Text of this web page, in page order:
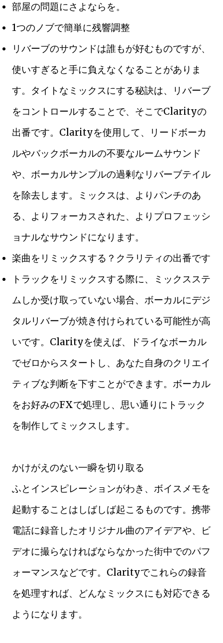
部屋の問題にさよならを。
1つのノブで簡単に残響調整
リバーブのサウンドは誰もが好むものですが、
使いすぎると手に負えなくなることがありま
す。タイトなミックスにする秘訣は、リバーブ
をコントロールすることで、そこでClarityの
出番です。Clarityを使用して、リードボーカ
ルやバックボーカルの不要なルームサウンド
や、ボーカルサンプルの過剰なリバーブテイル
を除去します。ミックスは、よりパンチのあ
る、よりフォーカスされた、よりプロフェッシ
ョナルなサウンドになります。
楽曲をリミックスする？クラリティの出番です
トラックをリミックスする際に、ミックスステ
ムしか受け取っていない場合、ボーカルにデジ
タルリバーブが焼き付けられている可能性が高
いです。Clarityを使えば、ドライなボーカル
でゼロからスタートし、あなた自身のクリエイ
ティブな判断を下すことができます。ボーカル
をお好みのFXで処理し、思い通りにトラック
を制作してミックスします。
かけがえのない一瞬を切り取る
ふとインスピレーションがわき、ボイスメモを
起動することはしばしば起こるものです。携帯
電話に録音したオリジナル曲のアイデアや、ビ
デオに撮らなければならなかった街中でのパフ
ォーマンスなどです。Clarityでこれらの録音
を処理すれば、どんなミックスにも対応できる
ようになります。